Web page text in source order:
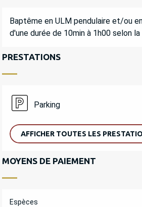
DESCRIPTION
Baptême en ULM pendulaire et/ou
d'une durée de 10min à 1h00 selon
PRESTATIONS
Parking
AFFICHER TOUTES LES
MOYENS DE PAIEMENT
Espèces